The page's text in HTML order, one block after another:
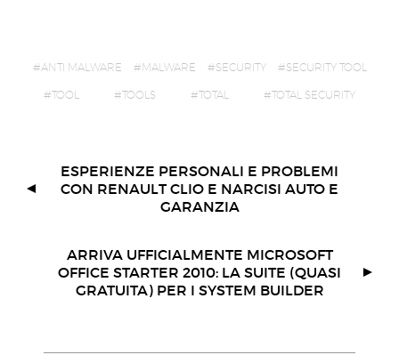
ANTI MALWARE MALWARE SECURITY SECURITY TOOL
TOOL TOOLS TOTAL TOTAL SECURITY
ESPERIENZE PERSONALI E PROBLEMI
CON RENAULT CLIO E NARCISI AUTO E
GARANZIA
ARRIVA UFFICIALMENTE MICROSOFT
OFFICE STARTER 2010: LA SUITE (QUASI
GRATUITA) PER I SYSTEM BUILDER